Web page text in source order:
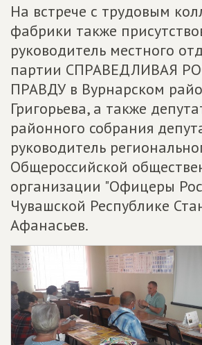
На встрече с трудовым
фабрики также
руководитель местного
партии СПРАВЕДЛИВАЯ
ПРАВДУ в Вурнарском
Григорьева, а также
районного собрания
руководитель
Общероссийской
организации "Офицеры
Чувашской Республике
Афанасьев.